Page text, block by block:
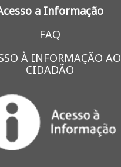
a Informação
FAQ
À INFORMAÇÃO AO
CIDADÃO